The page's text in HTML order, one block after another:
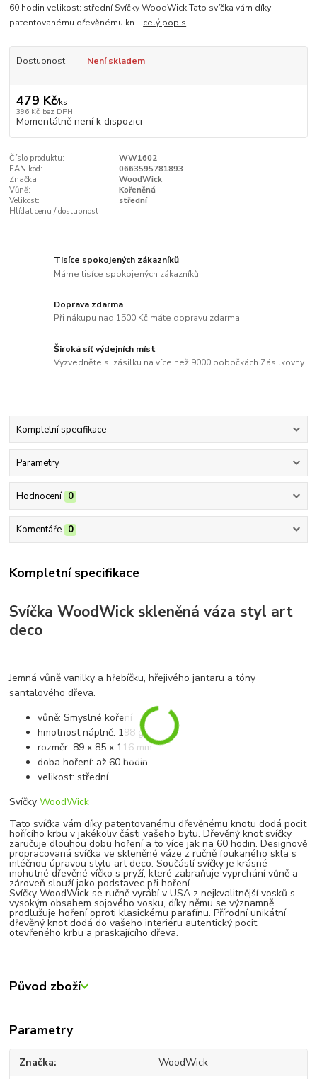
60 hodin velikost: střední Svíčky WoodWick Tato svíčka vám díky
patentovanému dřevěnému kn... celý popis
Dostupnost Není skladem
479 Kč/ks
396 Kč bez DPH
Momentálně není k dispozici
Číslo produktu:
WW1602
EAN kód:
0663595781893
Značka:
WoodWick
Vůně:
Kořeněná
Velikost:
střední
Hlídat cenu / dostupnost
Tisíce spokojených zákazníků
Máme tisíce spokojených zákazníků.
Doprava zdarma
Při nákupu nad 1500 Kč máte dopravu zdarma
Široká síť výdejních míst
Vyzvedněte si zásilku na více než 9000 pobočkách Zásilkovny
Kompletní specifikace
Parametry
Hodnocení 0
Komentáře 0
Kompletní specifikace
Svíčka WoodWick skleněná váza styl art
deco
Jemná vůně vanilky a hřebíčku, hřejivého jantaru a tóny
santalového dřeva.
vůně: Smyslné koření
hmotnost náplně: 198 g
rozměr: 89 x 85 x 116 mm
doba hoření: až 60 hodin
velikost: střední
SvíčkyWoodWick
Tato svíčka vám díky patentovanému dřevěnému knotu dodá pocit
hořícího krbu v jakékoliv části vašeho bytu. Dřevěný knot svíčky
zaručuje dlouhou dobu hoření a to více jak na 60 hodin. Designově
propracovaná svíčka ve skleněné váze z ručně foukaného skla s
mléčnou úpravou stylu art deco. Součástí svíčky je krásné
mohutné dřevěné víčko s pryží, které zabraňuje vyprchání vůně a
zároveň slouží jako podstavec při hoření.
Svíčky WoodWick se ručně vyrábí v USA z nejkvalitnější vosků s
vysokým obsahem sojového vosku, díky němu se významně
prodlužuje hoření oproti klasickému parafínu. Přírodní unikátní
dřevěný knot dodá do vašeho interiéru autentický pocit
otevřeného krbu a praskajícího dřeva.
Původ zboží
Parametry
Značka WoodWick